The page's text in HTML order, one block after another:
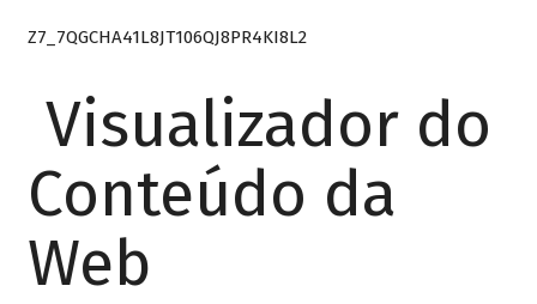
Z7_7QGCHA41L8JT106QJ8PR4KI8L2
Visualizador do
Conteúdo da
Web